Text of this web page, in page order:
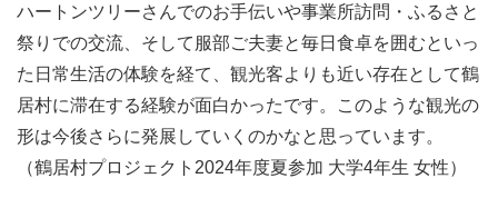
ハートンツリーさんでのお手伝いや事業所訪問・ふるさと
祭りでの交流、そして服部ご夫妻と毎日食卓を囲むといっ
た日常生活の体験を経て、観光客よりも近い存在として鶴
居村に滞在する経験が面白かったです。このような観光の
形は今後さらに発展していくのかなと思っています。
（鶴居村プロジェクト2024年度夏参加 大学4年生 女性）